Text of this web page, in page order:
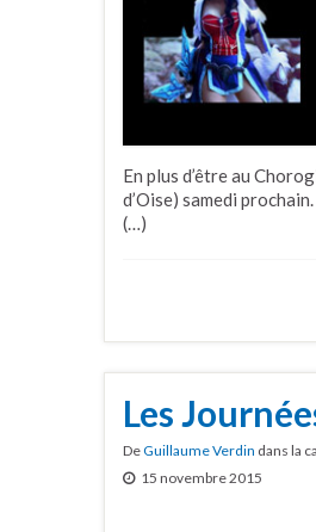
En plus d’être au
d’Oise) samedi
(…)
Les
DeGuillaume Verdin dans la
15 novembre 2015